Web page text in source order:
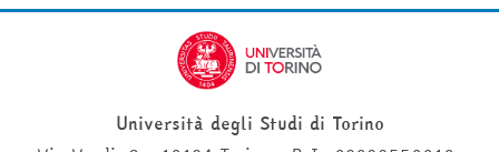
Università degli Studi di Torino